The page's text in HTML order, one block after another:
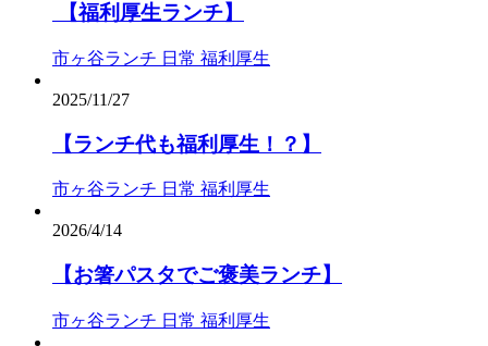
【福利厚生ランチ】
市ヶ谷ランチ 日常 福利厚生
2025/11/27
【ランチ代も福利厚生！？】
市ヶ谷ランチ 日常 福利厚生
2026/4/14
【お箸パスタでご褒美ランチ】
市ヶ谷ランチ 日常 福利厚生